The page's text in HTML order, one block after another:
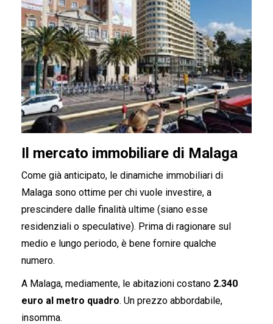
Il mercato immobiliare di Malaga
Come già anticipato, le dinamiche immobiliari di
Malaga sono ottime per chi vuole investire, a
prescindere dalle finalità ultime (siano esse
residenziali o speculative). Prima di ragionare sul
medio e lungo periodo, è bene fornire qualche
numero.
A Malaga, mediamente, le abitazioni costano 2.340
euro al metro quadro. Un prezzo abbordabile,
insomma.